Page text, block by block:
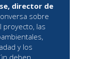
director de
sobre
proyecto, las
y los
deben